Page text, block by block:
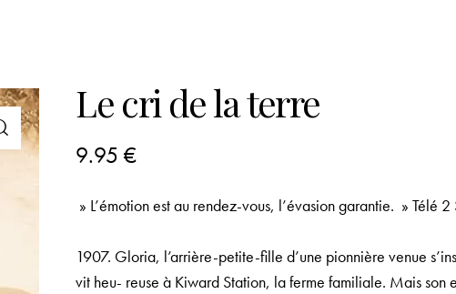
Le cri de la terre
9.95€
» L’émotion est au rendez-vous, l’évasion garantie. » Télé 2
1907. Gloria, l’arrière-petite-fille d’une pionnière venue
vit heu- reuse à Kiward Station, la ferme familiale. Mais son